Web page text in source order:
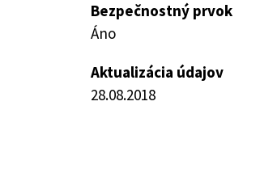
Bezpečnostný prvok
Áno
Aktualizácia údajov
28.08.2018